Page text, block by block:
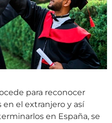
para reconocer
el extranjero y así
en España, se